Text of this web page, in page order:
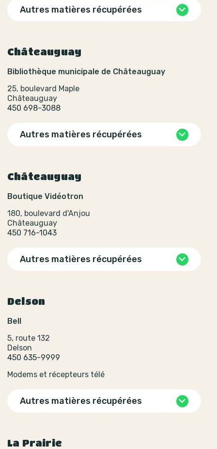
Autres matières récupérées
Châteauguay
Bibliothèque municipale de Châteauguay
25, boulevard Maple
Châteauguay
450 698-3088
Autres matières récupérées
Châteauguay
Boutique Vidéotron
180, boulevard d'Anjou
Châteauguay
450 716-1043
Autres matières récupérées
Delson
Bell
5, route 132
Delson
450 635-9999
Modems et récepteurs télé
Autres matières récupérées
La Prairie